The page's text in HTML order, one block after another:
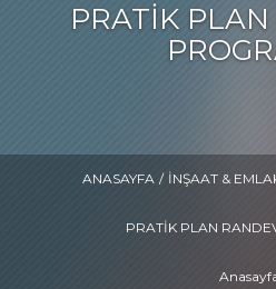
PRATIK
ANASAYFA / İNŞAAT &
PRATIK PLAN